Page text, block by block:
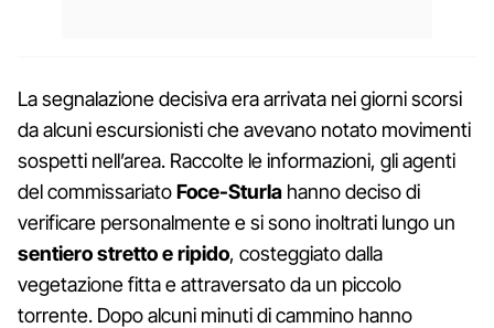
La segnalazione decisiva era arrivata nei giorni scorsi
da alcuni escursionisti che avevano notato movimenti
sospetti nell’area. Raccolte le informazioni, gli agenti
del commissariatoFoce-Sturla hanno deciso di
verificare personalmente e si sono inoltrati lungo un
sentiero stretto e ripido, costeggiato dalla
vegetazione fitta e attraversato da un piccolo
torrente. Dopo alcuni minuti di cammino hanno